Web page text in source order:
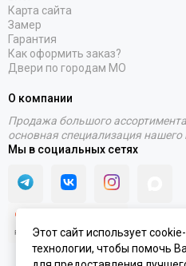
Карта сайта
Замер
Гарантия
Как оформить заказ?
Двери по городам МО
О компании
Продажа большого
основная специализация нашего
Мы в социальных сетях
Этот сайт использует
технологии, чтобы помочь